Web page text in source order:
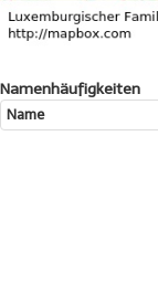
Namenhäufigkeiten
Name